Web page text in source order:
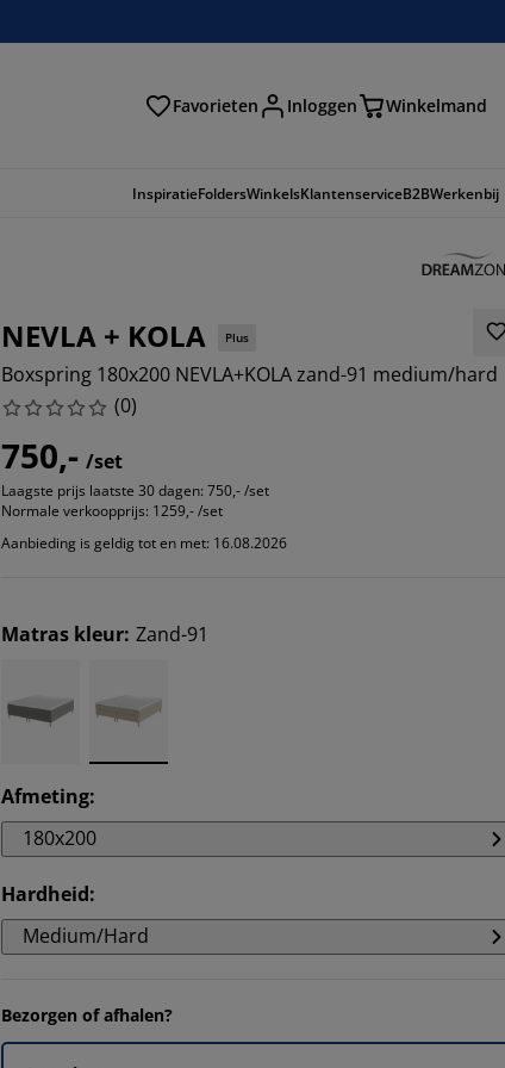
Favorieten Inloggen Winkelmand
InspiratieFoldersWinkelsKlantenserviceB2BWerkenbij
NEVLA + KOLA Plus
Boxspring 180x200 NEVLA+KOLA zand-91 medium/hard
(0)
750,- /set
Laagste prijs laatste 30 dagen: 750,- /set
Normale verkoopprijs: 1259,- /set
Aanbieding is geldig tot en met: 16.08.2026
Matras kleur: Zand-91
Afmeting:
180x200
Hardheid:
Medium/Hard
Bezorgen of afhalen?